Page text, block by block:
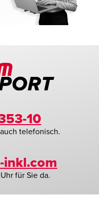
10
telefonisch.
inkl.com
für Sie da.